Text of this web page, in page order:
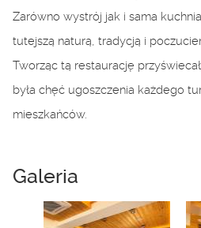
Zarówno wystrój jak i sama
tutejszą naturą, tradycją i
Tworząc tą restaurację
była chęć ugoszczenia każdego
mieszkańców.
Galeria